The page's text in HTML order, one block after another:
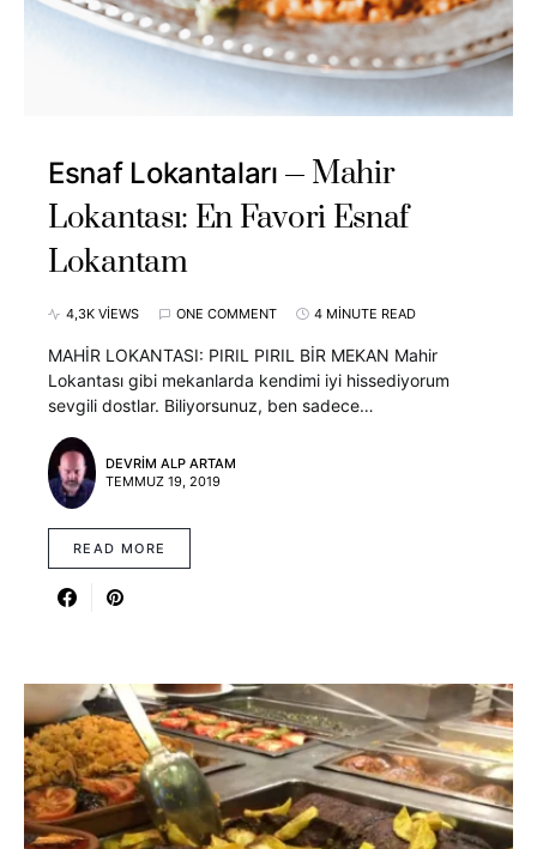
Esnaf Lokantaları
Mahir
Lokantası: En Favori Esnaf
Lokantam
4,3K VIEWS ONE COMMENT 4 MINUTE READ
MAHİR LOKANTASI: PIRIL PIRIL BİR MEKAN Mahir
Lokantası gibi mekanlarda kendimi iyi hissediyorum
sevgili dostlar. Biliyorsunuz, ben sadece…
DEVRIM ALP ARTAM
TEMMUZ 19, 2019
READ MORE